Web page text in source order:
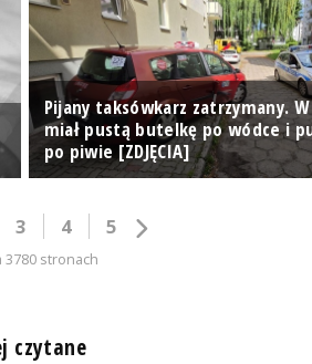
Pijany taksówkarz zatrzymany.
miał pustą butelkę po wódce i
po piwie [ZDJĘCIA]
3 4 5
3780 stronach
czytane